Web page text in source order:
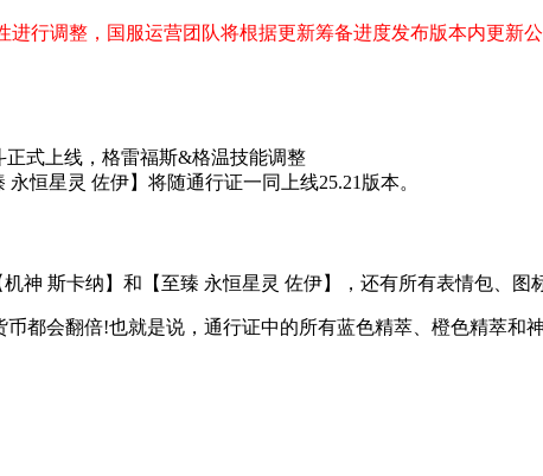
行调整，国服运营团队将根据更新筹备进度发布版本内更新
恒星灵 佐伊】将随通行证一同上线25.21版本。
斯卡纳】和【至臻 永恒星灵 佐伊】，还有所有表情包、图
会翻倍!也就是说，通行证中的所有蓝色精萃、橙色精萃和